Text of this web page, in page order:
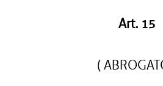
Art. 15
(